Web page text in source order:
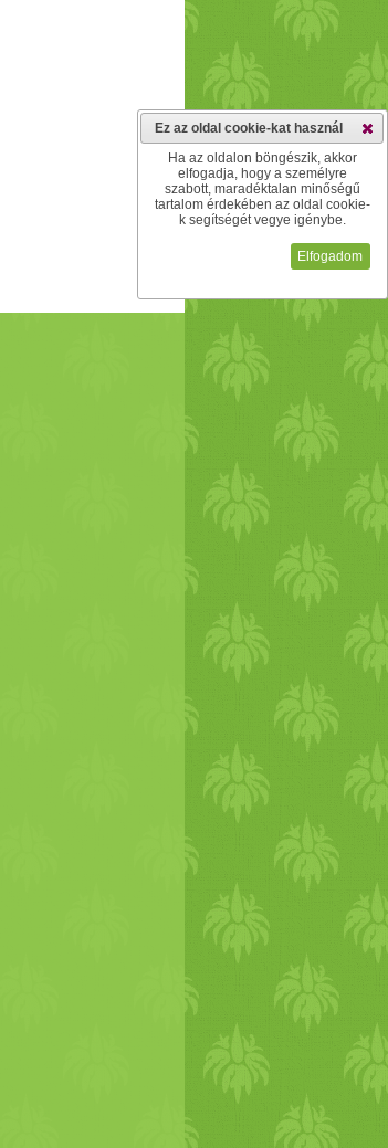
Ez az oldal cookie-kat használ
Ha az oldalon böngészik, akkor
elfogadja, hogy a személyre
szabott, maradéktalan minőségű
tartalom érdekében az oldal cookie-
k segítségét vegye igénybe.
Elfogadom